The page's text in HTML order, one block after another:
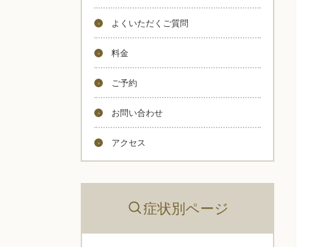
よくいただくご質問
料金
ご予約
お問い合わせ
アクセス
症状別ページ